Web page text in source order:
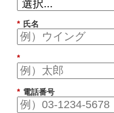
* 氏名
*
* 電話番号